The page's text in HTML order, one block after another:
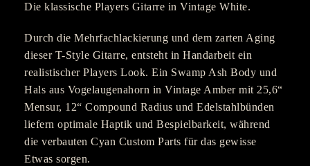
Die klassische Players Gitarre in Vintage White.
Durch die Mehrfachlackierung und dem zarten Aging
dieser T-Style Gitarre, entsteht in Handarbeit ein
realistischer Players Look. Ein Swamp Ash Body und
Hals aus Vogelaugenahorn in Vintage Amber mit 25,6“
Mensur, 12“ Compound Radius und Edelstahlbünden
liefern optimale Haptik und Bespielbarkeit, während
die verbauten Cyan Custom Parts für das gewisse
Etwas sorgen.